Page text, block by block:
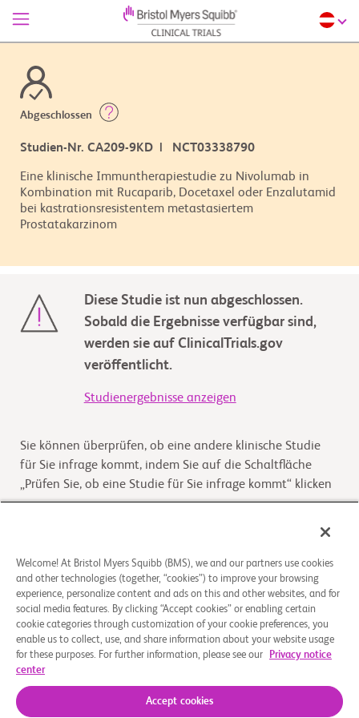
Abgeschlossen
Studien-Nr. CA209-9KD | NCT03338790
Eine klinische Immuntherapiestudie zu Nivolumab in
Kombination mit Rucaparib, Docetaxel oder Enzalutamid
bei kastrationsresistentem metastasiertem
Prostatakarzinom
Diese Studie ist nun abgeschlossen.
Sobald die Ergebnisse verfügbar sind,
werden sie auf ClinicalTrials.gov
veröffentlicht.
Studienergebnisse anzeigen
Sie können überprüfen, ob eine andere klinische Studie
für Sie infrage kommt, indem Sie auf die Schaltfläche
„Prüfen Sie, ob eine Studie für Sie infrage kommt“ klicken
Überblick
Das Ziel dieser Studie ist, zu untersuchen, welche der
Kombinationen (Nivolumab plus entweder Rucaparib,
Docetaxel oder Enzalutamid) bei der Behandlung des
Welcome! At Bristol Myers Squibb (BMS), we and our partners use cookies
and other technologies (together, “cookies”) to improve your browsing
experience, personalize content and ads on this and other websites, and for
social media features. By clicking “Accept cookies” or enabling certain
cookie categories through customization of your cookie preferences, you
enable us to collect, use, and share information about your website usage
for these purposes. For further information, please see our
Privacy notice
center
Accept cookies